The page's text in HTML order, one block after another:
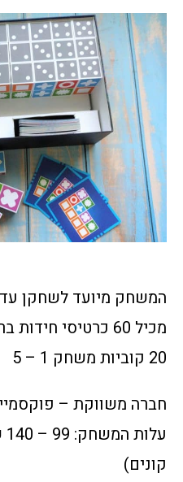
המשחק מיועד לשחקן עד 4 שחקנים
מכיל 60 כרטיסי חידות ברמות שונות
20 קוביות משחק 1 – 5
חברה משווקת –
קונים)